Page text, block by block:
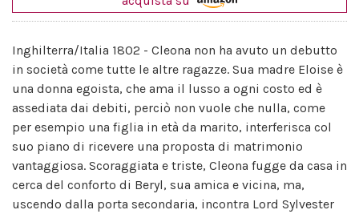
Inghilterra/Italia 1802 - Cleona non ha avuto un debutto
in società come tutte le altre ragazze. Sua madre Eloise è
una donna egoista, che ama il lusso a ogni costo ed è
assediata dai debiti, perciò non vuole che nulla, come
per esempio una figlia in età da marito, interferisca col
suo piano di ricevere una proposta di matrimonio
vantaggiosa. Scoraggiata e triste, Cleona fugge da casa in
cerca del conforto di Beryl, sua amica e vicina, ma,
uscendo dalla porta secondaria, incontra Lord Sylvester